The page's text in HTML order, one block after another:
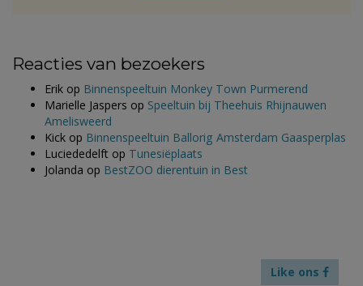
Reacties van bezoekers
Erik op Binnenspeeltuin Monkey Town Purmerend
Marielle Jaspers op Speeltuin bij Theehuis Rhijnauwen
Amelisweerd
Kick op Binnenspeeltuin Ballorig Amsterdam Gaasperplas
Luciededelft op Tunesiëplaats
Jolanda op BestZOO dierentuin in Best
Like ons